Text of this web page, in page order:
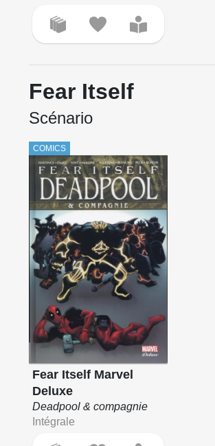
Fear Itself
Scénario
COMICS
Fear Itself Marvel
Deluxe
Deadpool & compagnie
Intégrale